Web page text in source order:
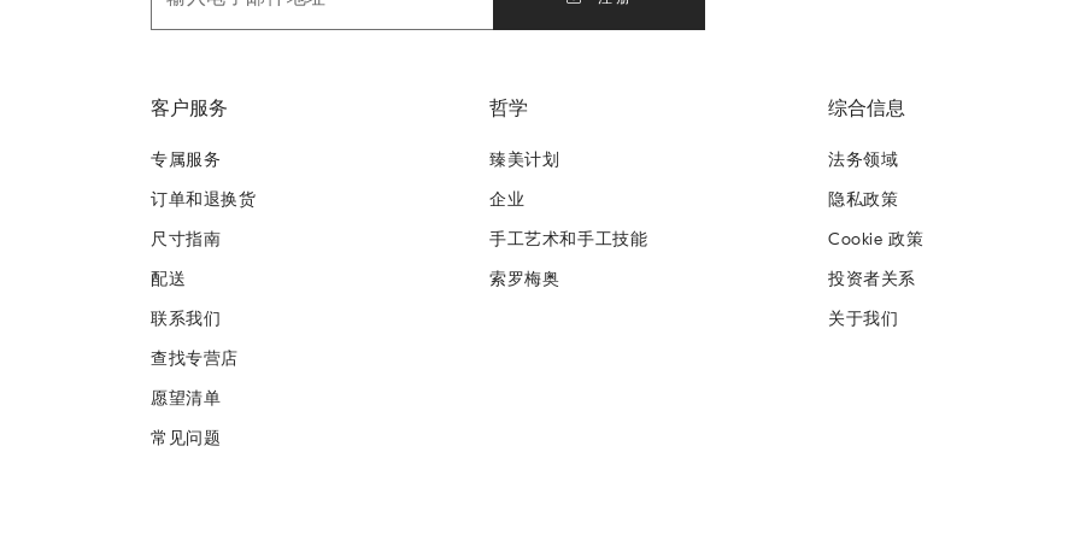
客户服务
专属服务
订单和退换货
尺寸指南
配送
联系我们
查找专营店
愿望清单
常见问题
哲学
臻美计划
企业
手工艺术和手工技能
索罗梅奥
综合信息
法务领域
隐私政策
Cookie 政策
投资者关系
关于我们